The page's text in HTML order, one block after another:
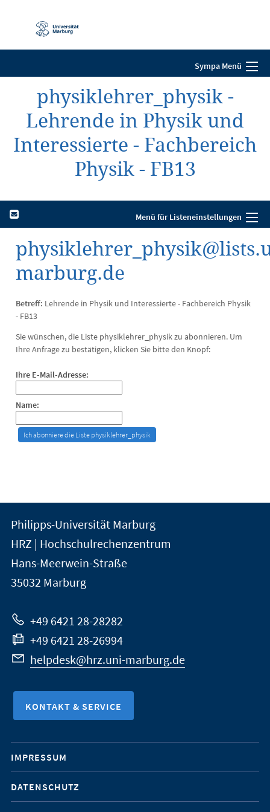
Navigation
Sympa Menü
physiklehrer_physik -
Lehrende in Physik und
Interessierte - Fachbereich
Physik - FB13
Menü für Listeneinstellungen
marburg.de
Betreff: Lehrende in Physik und Interessierte - Fachbereich Physik
- FB13
Sie wünschen, die Liste physiklehrer_physik zu abonnieren. Um
Ihre Anfrage zu bestätigen, klicken Sie bitte den Knopf:
Ihre E-Mail-Adresse:
Name:
Kontakt
und
Informationen
zur
Website
der
Universität
Marburg
Philipps-Universität Marburg
HRZ | Hochschulrechenzentrum
Hans-Meerwein-Straße
35032 Marburg
+49 6421 28-28282
+49 6421 28-26994
helpdesk@hrz.uni-marburg.de
KONTAKT & SERVICE
Mobile-
Service-
Navigation
IMPRESSUM
DATENSCHUTZ